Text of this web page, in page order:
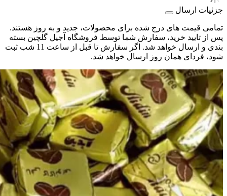
جزئیات ارسال
تمامی قیمت های درج شده برای محصولات، جدید و به روز هستند.
پس از تایید خرید، سفارش شما توسط فروشگاه آجیل گلچین بسته
بندی و ارسال خواهد شد. اگر سفارش تا قبل از ساعت 11 شب ثبت
شود، فردای همان روز ارسال خواهد شد.